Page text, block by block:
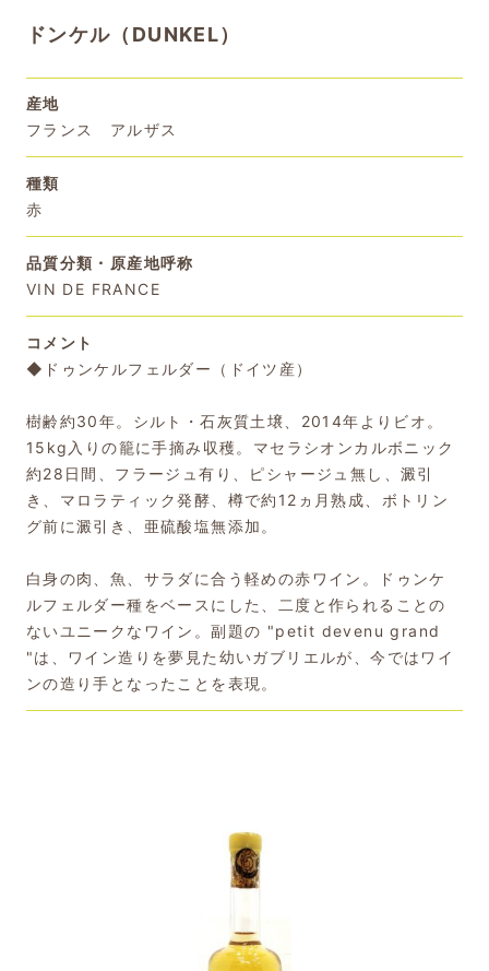
ドンケル（DUNKEL）
産地
フランス アルザス
種類
赤
品質分類・原産地呼称
VIN DE FRANCE
コメント
◆ドゥンケルフェルダー（ドイツ産）
樹齢約30年。シルト・石灰質土壌、2014年よりビオ。
15kg入りの籠に手摘み収穫。マセラシオンカルボニック
約28日間、フラージュ有り、ピシャージュ無し、澱引
き、マロラティック発酵、樽で約12ヵ月熟成、ボトリン
グ前に澱引き、亜硫酸塩無添加。
白身の肉、魚、サラダに合う軽めの赤ワイン。ドゥンケ
ルフェルダー種をベースにした、二度と作られることの
ないユニークなワイン。副題の "petit devenu grand
"は、ワイン造りを夢見た幼いガブリエルが、今ではワイ
ンの造り手となったことを表現。